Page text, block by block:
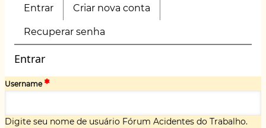
navegação
Primary
Entrar (aba
ativa)
Criar nova conta
Recuperar senha
Entrar
Username
Digite seu nome de usuário Fórum Acidentes do Trabalho.